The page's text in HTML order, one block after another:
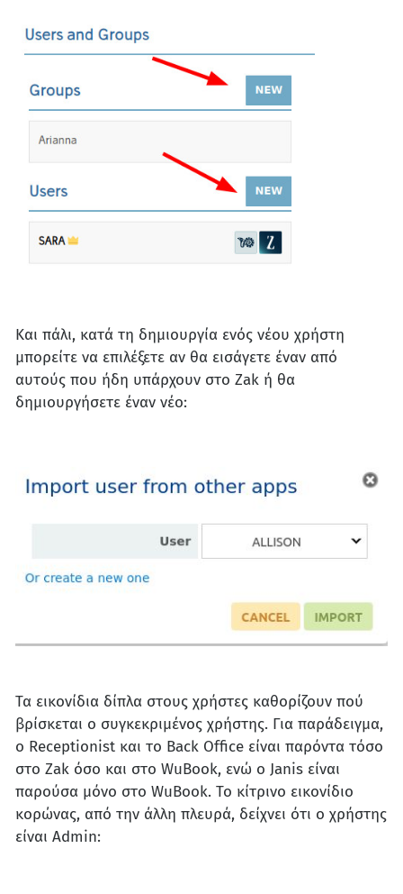
Και πάλι, κατά τη δημιουργία ενός νέου χρήστη
μπορείτε να επιλέξετε αν θα εισάγετε έναν από
αυτούς που ήδη υπάρχουν στο Zak ή θα
δημιουργήσετε έναν νέο:
Τα εικονίδια δίπλα στους χρήστες καθορίζουν πού
βρίσκεται ο συγκεκριμένος χρήστης. Για παράδειγμα,
ο Receptionist και το Back Office είναι παρόντα τόσο
στο Zak όσο και στο WuBook, ενώ ο Janis είναι
παρούσα μόνο στο WuBook. Το κίτρινο εικονίδιο
κορώνας, από την άλλη πλευρά, δείχνει ότι ο χρήστης
είναι Admin: